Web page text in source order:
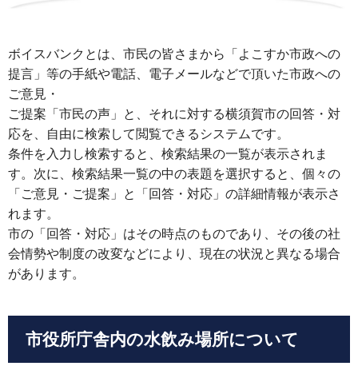
ボイスバンクとは、市民の皆さまから「よこすか市政への
提言」等の手紙や電話、電子メールなどで頂いた市政への
ご意見・
ご提案「市民の声」と、それに対する横須賀市の回答・対
応を、自由に検索して閲覧できるシステムです。
条件を入力し検索すると、検索結果の一覧が表示されま
す。次に、検索結果一覧の中の表題を選択すると、個々の
「ご意見・ご提案」と「回答・対応」の詳細情報が表示さ
れます。
市の「回答・対応」はその時点のものであり、その後の社
会情勢や制度の改変などにより、現在の状況と異なる場合
があります。
市役所庁舎内の水飲み場所について